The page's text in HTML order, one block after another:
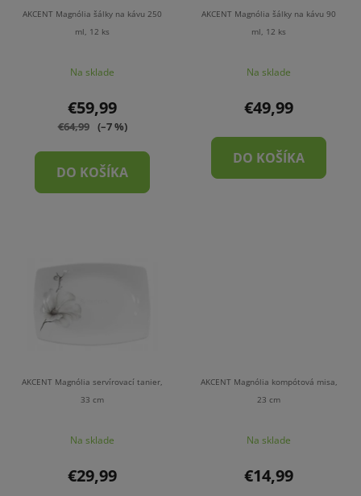
AKCENT Magnólia šálky na kávu 250
ml, 12 ks
Na sklade
€59,99
€64,99 (–7 %)
DO KOŠÍKA
AKCENT Magnólia šálky na kávu 90
ml, 12 ks
Na sklade
€49,99
DO KOŠÍKA
AKCENT Magnólia servírovací tanier,
33 cm
Na sklade
€29,99
AKCENT Magnólia kompótová misa,
23 cm
Na sklade
€14,99